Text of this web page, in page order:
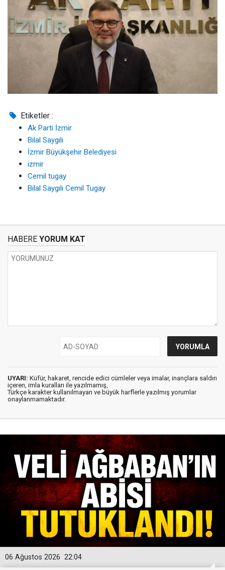
Etiketler :
Ak Parti İzmir
Bilal Saygılı
İzmir Büyükşehir Belediyesi
izmir
Cemil tugay
Bilal Saygılı Cemil Tugay
HABERE YORUM KAT
UYARI: Küfür, hakaret, rencide edici cümleler veya imalar, inançlara saldırı
içeren, imla kuralları ile yazılmamış,
Türkçe karakter kullanılmayan ve büyük harflerle yazılmış yorumlar
onaylanmamaktadır.
22:04
06 Ağustos 2026